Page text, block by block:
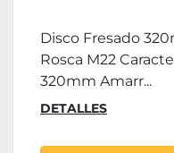
Disco Fresado
Rosca M22
320mm Amarr...
DETALLES